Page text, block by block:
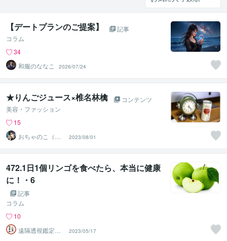
【デートプランのご提案】
記事
コラム
34
和服のななこ
2026/07/24
★りんごジュース×椎名林檎
コンテンツ
美容・ファッション
15
おちゃのこ（御
茶乃子祭々）
2023/08/01
472.1日1個リンゴを食べたら、本当に健康
に！・6
記事
コラム
10
遠隔透視鑑定
師・すずか✡
2023/05/17